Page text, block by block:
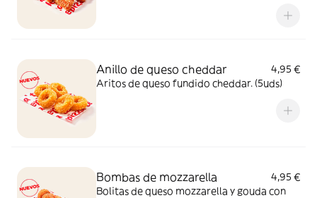
Anillo de queso cheddar
4,95 €
Aritos de queso fundido cheddar. (5uds)
Bombas de mozzarella
4,95 €
Bolitas de queso mozzarella y gouda con